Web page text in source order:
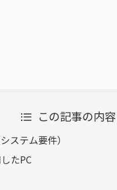
この記事の内容
ステム要件）
たPC